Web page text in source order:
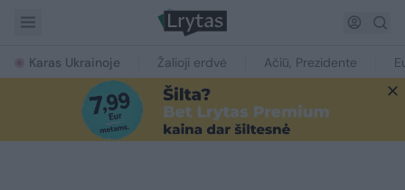
Karas Ukrainoje Žalioji erdvė Ačiū, Prezidente